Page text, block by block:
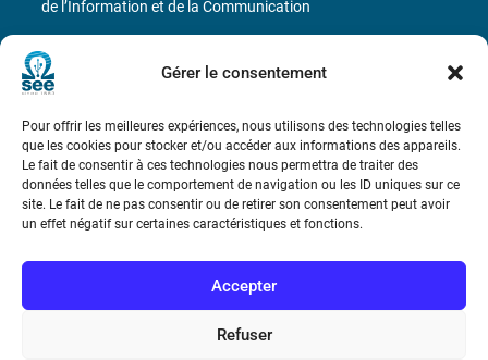
Gérer le consentement
Pour offrir les meilleures expériences, nous utilisons des technologies telles
que les cookies pour stocker et/ou accéder aux informations des appareils.
Le fait de consentir à ces technologies nous permettra de traiter des
données telles que le comportement de navigation ou les ID uniques sur ce
site. Le fait de ne pas consentir ou de retirer son consentement peut avoir
un effet négatif sur certaines caractéristiques et fonctions.
Accepter
Refuser
Bicentenaire des découvertes d’André-
de l’Information et de la Communication
17 rue de l’Amiral Hamelin
Téléphone : (+33) 1 56 90 37 17
N° de SIREN : 785 393 232, Code APE : 9412Z TVA intra-
communautaire : FR44 785 393 232